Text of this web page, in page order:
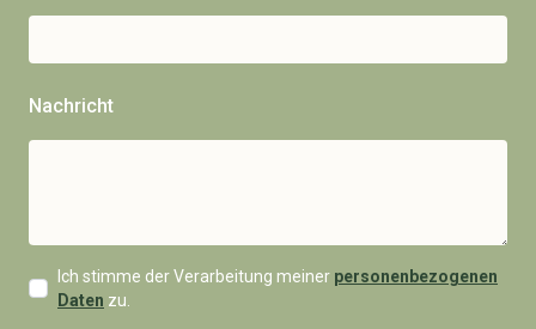
Nachricht
Ich stimme der Verarbeitung meiner personenbezogenen
Daten zu.